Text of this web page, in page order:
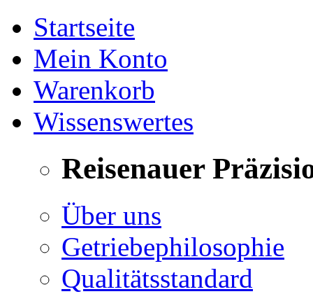
Startseite
Mein Konto
Warenkorb
Wissenswertes
Reisenauer
Über uns
Getriebephilosophie
Qualitätsstandard